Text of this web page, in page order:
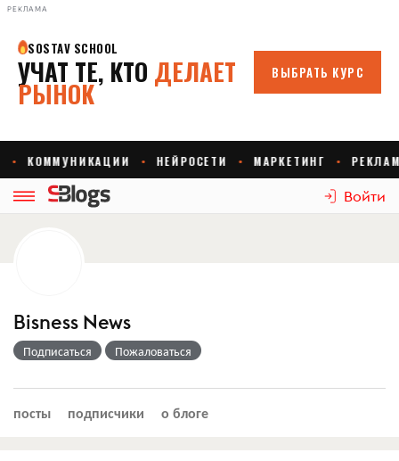
РЕКЛАМА
Войти
Bisness News
Подписаться Пожаловаться
посты подписчики о блоге